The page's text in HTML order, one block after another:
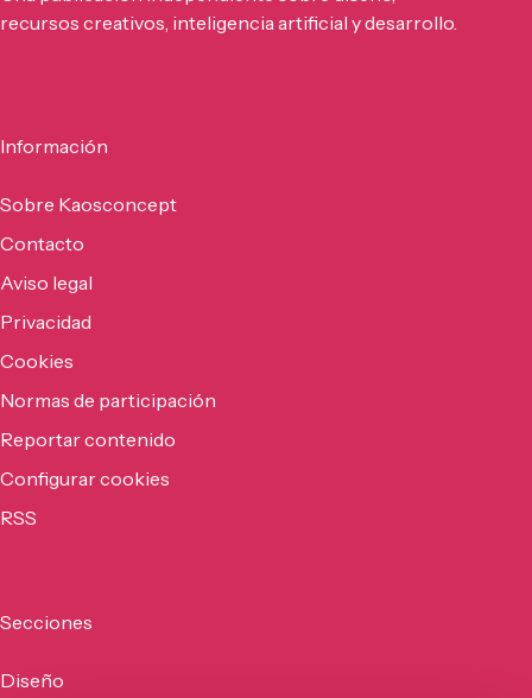
recursos creativos, inteligencia artificial y desarrollo.
Información
Sobre Kaosconcept
Contacto
Aviso legal
Privacidad
Cookies
Normas de participación
Reportar contenido
Configurar cookies
RSS
Secciones
Diseño